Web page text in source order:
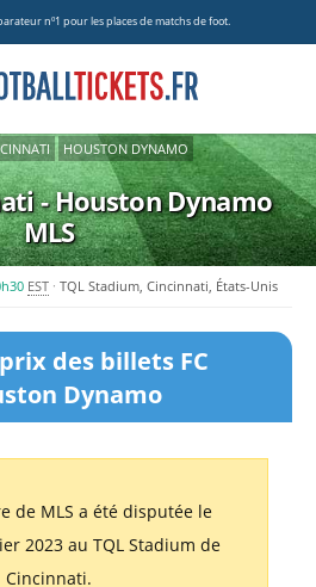
nº1 pour les places de matchs de foot.
HOUSTON DYNAMO
- Houston Dynamo
MLS
EST TQL Stadium, Cincinnati, États-Unis
des billets FC
Dynamo
de MLS a été disputée le
2023 au TQL Stadium de
Cincinnati.